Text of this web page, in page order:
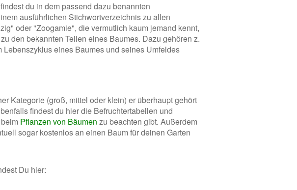
du in dem passend dazu benannten
ausführlichen Stichwortverzeichnis zu allen
oder "Zoogamie", die vermutlich kaum jemand kennt,
den bekannten Teilen eines Baumes. Dazu gehören z.
eines Baumes und seines Umfeldes
Kategorie (groß, mittel oder klein) er überhaupt gehört
findest du hier die Befruchtertabellen und
Pflanzen von Bäumen zu beachten gibt. Außerdem
sogar kostenlos an einen Baum für deinen Garten
Du hier: